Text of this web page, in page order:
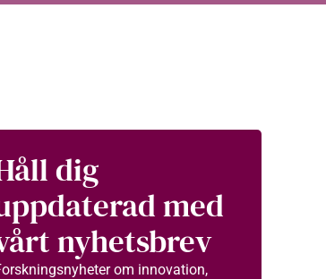
dig
med
nyhetsbrev
om innovation,